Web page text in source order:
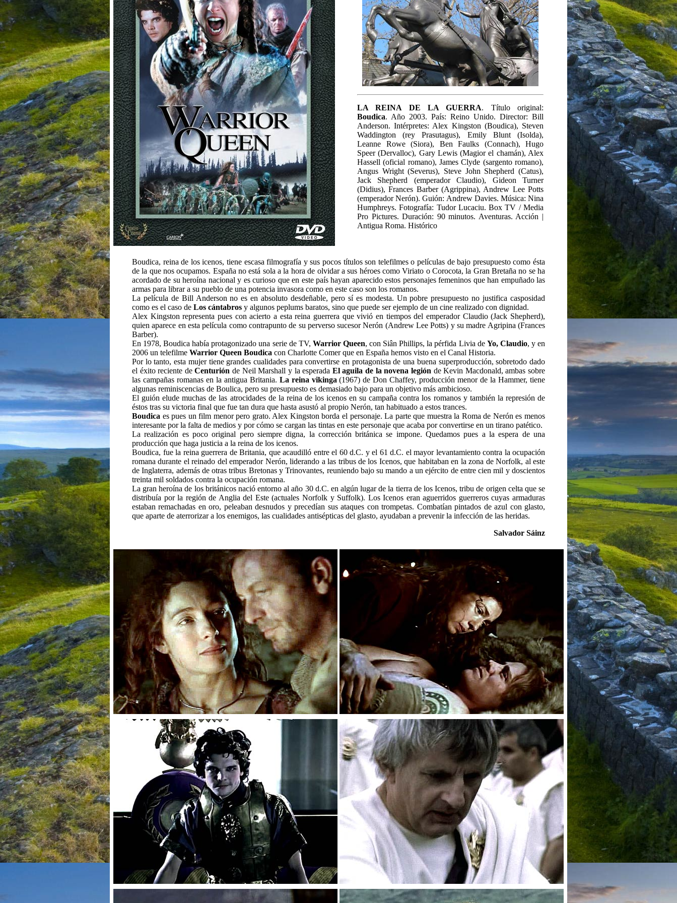
LA REINA DE LA GUERRA. Título original:
Boudica. Año 2003. País: Reino Unido. Director: Bill
Anderson. Intérpretes: Alex Kingston (Boudica), Steven
Waddington (rey Prasutagus), Emily Blunt (Isolda),
Leanne Rowe (Siora), Ben Faulks (Connach), Hugo
Speer (Dervalloc), Gary Lewis (Magior el chamán), Alex
Hassell (oficial romano), James Clyde (sargento romano),
Angus Wright (Severus), Steve John Shepherd (Catus),
Jack Shepherd (emperador Claudio), Gideon Turner
(Didius), Frances Barber (Agrippina), Andrew Lee Potts
(emperador Nerón). Guión: Andrew Davies. Música: Nina
Humphreys. Fotografía: Tudor Lucaciu. Box TV / Media
Pro Pictures. Duración: 90 minutos. Aventuras. Acción |
Antigua Roma. Histórico
Boudica, reina de los icenos, tiene escasa filmografía y sus pocos títulos son telefilmes o películas de bajo presupuesto como ésta
de la que nos ocupamos. España no está sola a la hora de olvidar a sus héroes como Viriato o Corocota, la Gran Bretaña no se ha
acordado de su heroína nacional y es curioso que en este país hayan aparecido estos personajes femeninos que han empuñado las
armas para librar a su pueblo de una potencia invasora como en este caso son los romanos.
La película de Bill Anderson no es en absoluto desdeñable, pero sí es modesta. Un pobre presupuesto no justifica casposidad
como es el caso de Los cántabros y algunos peplums baratos, sino que puede ser ejemplo de un cine realizado con dignidad.
Alex Kingston representa pues con acierto a esta reina guerrera que vivió en tiempos del emperador Claudio (Jack Shepherd),
quien aparece en esta película como contrapunto de su perverso sucesor Nerón (Andrew Lee Potts) y su madre Agripina (Frances
Barber).
En 1978, Boudica había protagonizado una serie de TV, Warrior Queen, con Siân Phillips, la pérfida Livia de Yo, Claudio, y en
2006 un telefilme Warrior Queen Boudica con Charlotte Comer que en España hemos visto en el Canal Historia.
Por lo tanto, esta mujer tiene grandes cualidades para convertirse en protagonista de una buena superproducción, sobretodo dado
el éxito reciente deCenturión de Neil Marshall y la esperada El aguila de la novena legión de Kevin Macdonald, ambas sobre
las campañas romanas en la antigua Britania. La reina vikinga (1967) de Don Chaffey, producción menor de la Hammer, tiene
algunas reminiscencias de Boulica, pero su presupuesto es demasiado bajo para un objetivo más ambicioso.
El guión elude muchas de las atrocidades de la reina de los icenos en su campaña contra los romanos y también la represión de
éstos tras su victoria final que fue tan dura que hasta asustó al propio Nerón, tan habituado a estos trances.
Boudica es pues un film menor pero grato. Alex Kingston borda el personaje. La parte que muestra la Roma de Nerón es menos
interesante por la falta de medios y por cómo se cargan las tintas en este personaje que acaba por convertirse en un tirano patético.
La realización es poco original pero siempre digna, la corrección británica se impone. Quedamos pues a la espera de una
producción que haga justicia a la reina de los icenos.
Boudica, fue la reina guerrera de Britania, que acaudilló entre el 60 d.C. y el 61 d.C. el mayor levantamiento contra la ocupación
romana durante el reinado del emperador Nerón, liderando a las tribus de los Icenos, que habitaban en la zona de Norfolk, al este
de Inglaterra, además de otras tribus Bretonas y Trinovantes, reuniendo bajo su mando a un ejército de entre cien mil y doscientos
treinta mil soldados contra la ocupación romana.
La gran heroína de los británicos nació entorno al año 30 d.C. en algún lugar de la tierra de los Icenos, tribu de origen celta que se
distribuía por la región de Anglia del Este (actuales Norfolk y Suffolk). Los Icenos eran aguerridos guerreros cuyas armaduras
estaban remachadas en oro, peleaban desnudos y precedían sus ataques con trompetas. Combatían pintados de azul con glasto,
que aparte de aterrorizar a los enemigos, las cualidades antisépticas del glasto, ayudaban a prevenir la infección de las heridas.
Salvador Sáinz